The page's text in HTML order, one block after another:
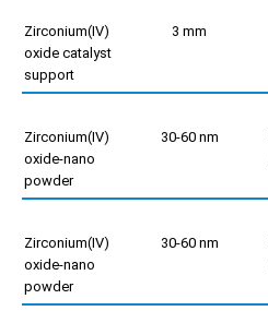
Zirconium(IV)
oxide catalyst
support
3 mm
Zirconium(IV)
oxide-nano
powder
30-60 nm
Zirconium(IV)
oxide-nano
powder
30-60 nm